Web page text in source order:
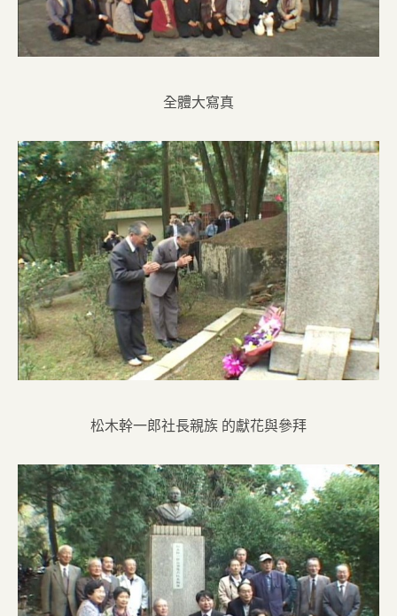
全體大寫真
松木幹一郎社長親族 的獻花與參拜